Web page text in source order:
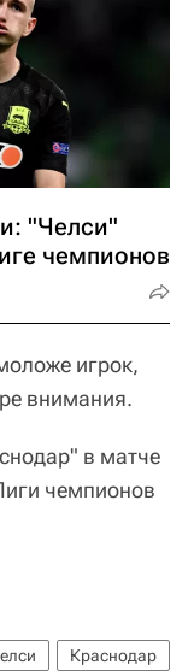
"Челси"
чемпионов
игрок,
внимания.
в матче
чемпионов
Краснодар